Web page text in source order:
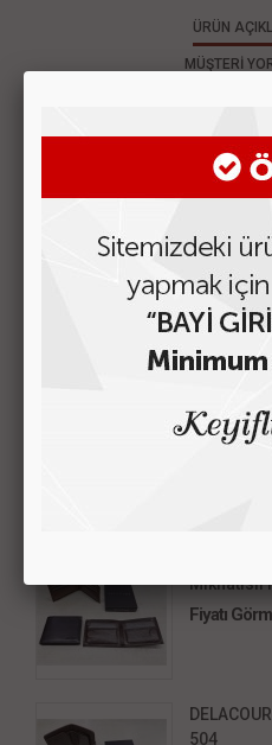
ÜRÜN
MÜŞTERİ
BENZER
3484
Fiyatı
Fiyatı
504